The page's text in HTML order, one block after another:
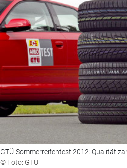
GTÜ-Sommerreifentest 2012: Qualität
© Foto: GTÜ